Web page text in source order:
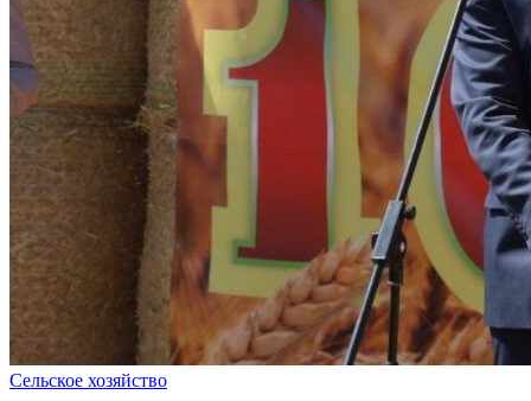
Сельское хозяйство